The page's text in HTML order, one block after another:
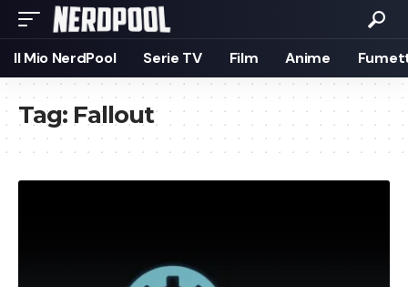
Il Mio NerdPool Serie TV Film Anime
Tag: Fallout